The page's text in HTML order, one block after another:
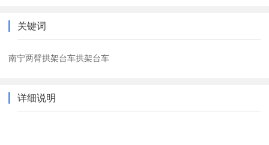
关键词
南宁两臂拱架台车拱架台车
详细说明